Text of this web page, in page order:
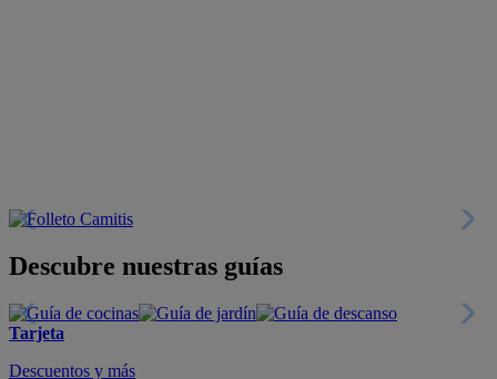
Descubre nuestras guías
Tarjeta
Descuentos y más